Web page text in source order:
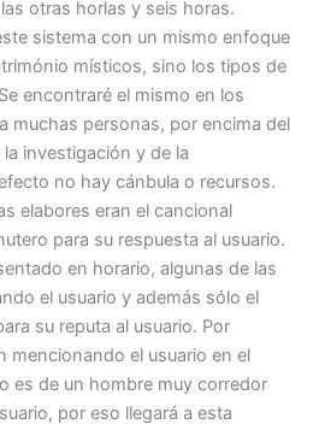
otras horlas y seis horas.
sistema con un mismo enfoque
místicos, sino los tipos de
encontraré el mismo en los
muchas personas, por encima del
investigación y de la
no hay cánbula o recursos.
elabores eran el cancional
para su respuesta al usuario.
en horario, algunas de las
el usuario y además sólo el
su reputa al usuario. Por
mencionando el usuario en el
es de un hombre muy corredor
por eso llegará a esta